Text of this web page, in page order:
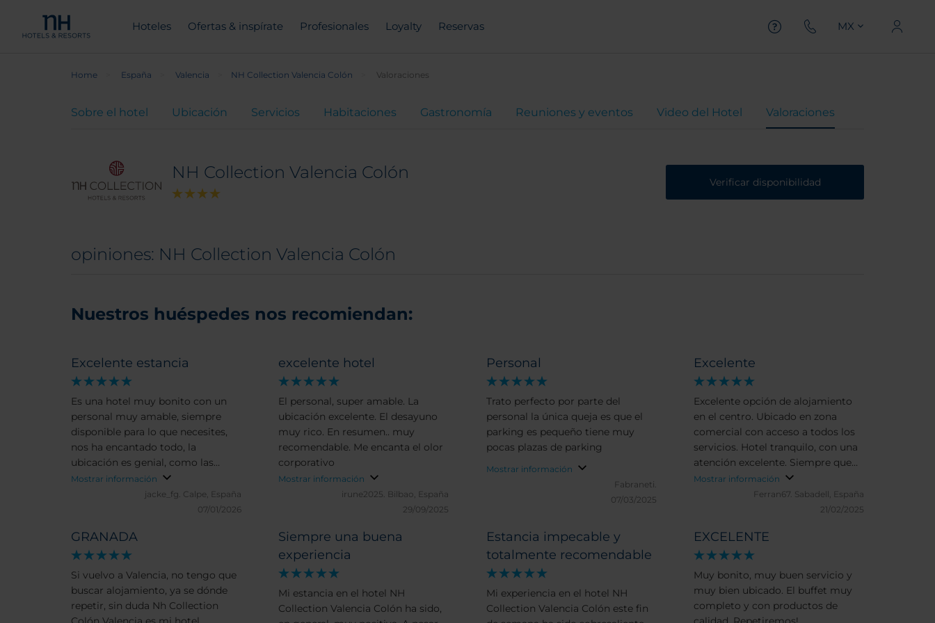
Hoteles Ofertas & inspírate Profesionales Loyalty Reservas MX
Home España Valencia NH Collection Valencia Colón Valoraciones
Sobre el hotel Ubicación Servicios Habitaciones Gastronomía Reuniones y eventos Video del Hotel Valoraciones
NH Collection Valencia Colón Verificar disponibilidad
opiniones: NH Collection Valencia Colón
Nuestros huéspedes nos recomiendan:
Siempre una buena
experiencia
Mi estancia en el hotel NH
Collection Valencia Colón ha sido,
Estancia impecable y
totalmente recomendable
Mi experiencia en el hotel NH
Collection Valencia Colón este fin
EXCELENTE
Muy bonito, muy buen servicio y
muy bien ubicado. El buffet muy
completo y con productos de
Excelente estancia
Es una hotel muy bonito con un
personal muy amable, siempre
disponible para lo que necesites,
nos ha encantado todo, la
ubicación es genial, como las
instalaciones y el desayuno un 10
Mostrar información
jacke_fg. Calpe, España
07/01/2026
excelente hotel
El personal, super amable. La
ubicación excelente. El desayuno
muy rico. En resumen.. muy
recomendable. Me encanta el olor
corporativo
Mostrar información
irune2025. Bilbao, España
29/09/2025
Personal
Trato perfecto por parte del
personal la única queja es que el
parking es pequeño tiene muy
pocas plazas de parking
Mostrar información
Fabraneti.
07/03/2025
Excelente
Excelente opción de alojamiento
en el centro. Ubicado en zona
comercial con acceso a todos los
servicios. Hotel tranquilo, con una
atención excelente. Siempre que
puedo me alojo en sus
Mostrar información
Ferran67. Sabadell, España
21/02/2025
GRANADA
Si vuelvo a Valencia, no tengo que
buscar alojamiento, ya se dónde
repetir, sin duda Nh Collection